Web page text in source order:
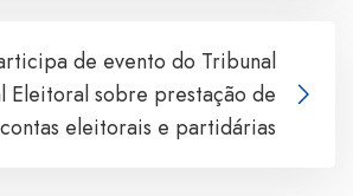
de evento do Tribunal
Eleitoral sobre prestação de
contas eleitorais e partidárias